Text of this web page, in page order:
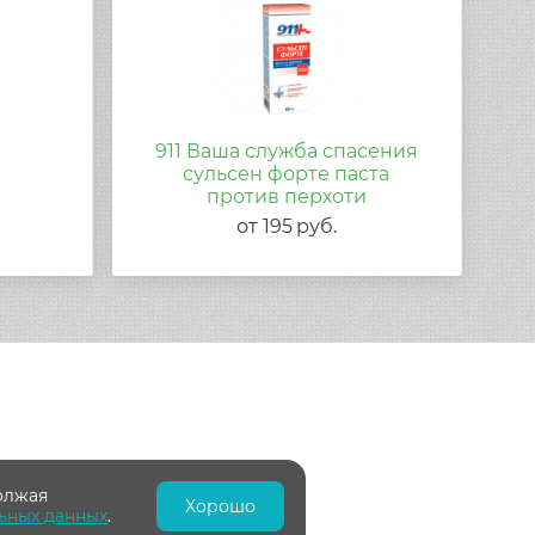
911 Ваша служба спасения
сульсен форте паста
против перхоти
от 195 руб.
данных. Хорошо